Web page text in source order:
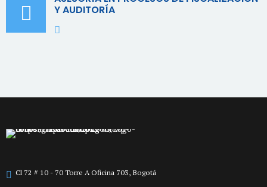
Y AUDITORÍA
Cl 72 # 10 - 70 Torre A Oficina 703, Bogotá